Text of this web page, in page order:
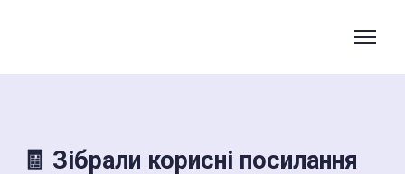
🧾 Зібрали корисні посилання